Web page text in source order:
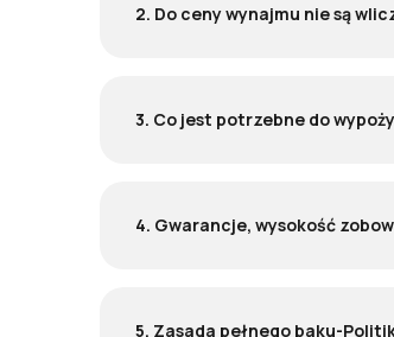
2. Do ceny wynajmu nie są
3. Co jest potrzebne do
4. Gwarancje, wysokość
5. Zasada pełnego baku-